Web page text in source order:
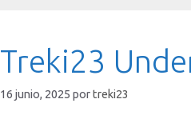
Treki23
16 junio, 2025 portreki23